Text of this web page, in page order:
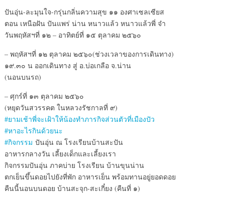
ปันอุ่น-ละมุนใจ-กรุ่นกลิ่นความสุข ๑๑ องศาเซลเซียส
ตอน เหนือฝัน ปันแพร่ น่าน หนาวแล้ว หนาวแล้วพี่ จ๋า
วันพฤหัสฯที่ ๑๒ – อาทิตย์ที่ ๑๕ ตุลาคม ๒๕๖๐
– พฤหัสฯที่ ๑๒ ตุลาคม ๒๕๖๐(ช่วงเวลาของการเดินทาง)
๑๙.๓๐ น ออกเดินทาง สู่ อ.บ่อเกลือ จ.น่าน
(นอนบนรถ)
– ศุกร์ที่ ๑๓ ตุลาคม ๒๕๖๐
(หยุดวันสวรรคต ในหลวงรัชกาลที่ ๙)
#ยามเช้าพี่จะเฝ้าให้น้องทำภารกิจส่วนตัวที่เมืองปัว
#หาอะไรกินด้วยนะ
#กิจกรรม ปันอุ่น ณ โรงเรียนบ้านสะปัน
อาหารกลางวัน เลี้ยงเด็กและเลี้ยงเรา
กิจกรรมปันอุ่น ภาคบ่าย โรงเรียน บ้านขุนน่าน
ตกเย็นขึ้นดอยไปยังที่พัก อาหารเย็น พร้อมทานอยู่ยอดดอย
คืนนี้นอนบนดอย บ้านสะจุก-สะเกี๋ยง (คืนที่ ๑)